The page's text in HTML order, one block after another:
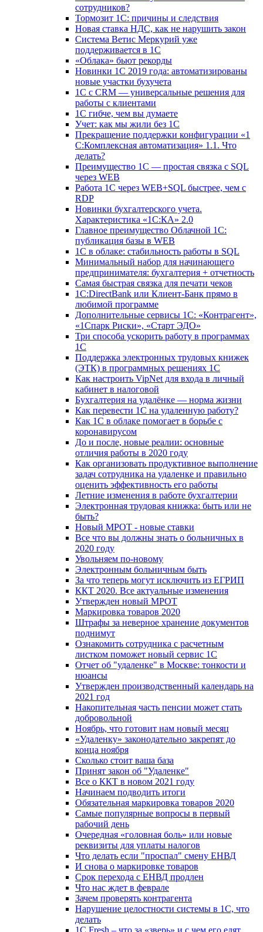
сотрудников?
Тормозит 1C: причины и следствия
Новая ставка НДС, как не нарушить закон
Система Ветис Меркурий уже
поддерживается в 1С
«Облака» бьют рекорды
Новинки 1С 2019 года: автоматизированы
новые участки бухучета
1С с CRM — универсальные решения для
работы с клиентами
1С гибче, чем вы думаете
Учет: как мы жили без 1С
Прекращение поддержки конфигурации «1
С:Комплексная автоматизация» 1.1. Что
делать?
Преимущество 1С — простая связка с SQL
через WEB
Работа 1С через WEB+SQL быстрее, чем с
RDP
Новинки бухгалтерского учета.
Характеристика «1С:КА» 2.0
Главное преимущество Облачной 1С:
публикация базы в WEB
1С в облаке: стабильность работы в SQL
Минимальный набор для начинающего
предпринимателя: бухгалтерия + отчетность
Самая быстрая связка для печати чеков
1С:DirectBank или Клиент-Банк прямо в
любимой программе
Дополнительные сервисы 1С: «Контрагент»,
«1Спарк Риски», «Старт ЭДО»
Три способа ускорить работу в программах
1С
Поддержка электронных трудовых книжек
(ЭТК) в программных решениях 1С
Как настроить VipNet для входа в личный
кабинет в налоговой
Бухгалтерия на удалёнке — норма жизни
Как перевести 1С на удаленную работу?
Как 1С в облаке помогает в борьбе с
коронавирусом
До и после, новые реалии: основные
отличия работы в 2020 году
Как организовать продуктивное выполнение
задач сотрудника на удаленке и правильно
оценить эффективность его работы
Летние изменения в работе бухгалтерии
Электронная трудовая книжка: быть или не
быть?
Новый МРОТ - новые ставки
Все что вы должны знать о больничных в
2020 году
Увольняем по-новому
Электронным больничным быть
За что теперь могут исключить из ЕГРИП
ККТ 2020. Все актуальные изменения
Утвержден новый МРОТ
Маркировка товаров 2020
Штрафы за неверное хранение документов
поднимут
Ознакомить сотрудника с расчетным
листком поможет новый сервис 1С
Отчет об "удаленке" в Москве: тонкости и
нюансы
Утвержден производственный календарь на
2021 год
Накопительная часть пенсии может стать
добровольной
Ноябрь, что готовит нам новый месяц
«Удаленку» законодательно закрепят до
конца ноября
Сколько стоит ваша база
Принят закон об "Удаленке"
Все о ККТ в новом 2021 году
Начинаем подводить итоги
Обязательная маркировка товаров 2020
Самые популярные вопросы в первый
рабочий день
Очередная «головная боль» или новые
реквизиты для уплаты налогов
Что делать если "проспал" смену ЕНВД
И снова о маркировке товаров
Срок перехода с ЕНВД продлен
Что нас ждет в феврале
Зачем проверять контрагента
Нарушение целостности системы в 1С, что
делать
1С Fresh – что за «зверь» и с чем его едят